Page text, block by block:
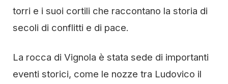
torri e i suoi cortili che raccontano la storia di
secoli di conflitti e di pace.
La rocca di Vignola è stata sede di importanti
eventi storici, come le nozze tra Ludovico il